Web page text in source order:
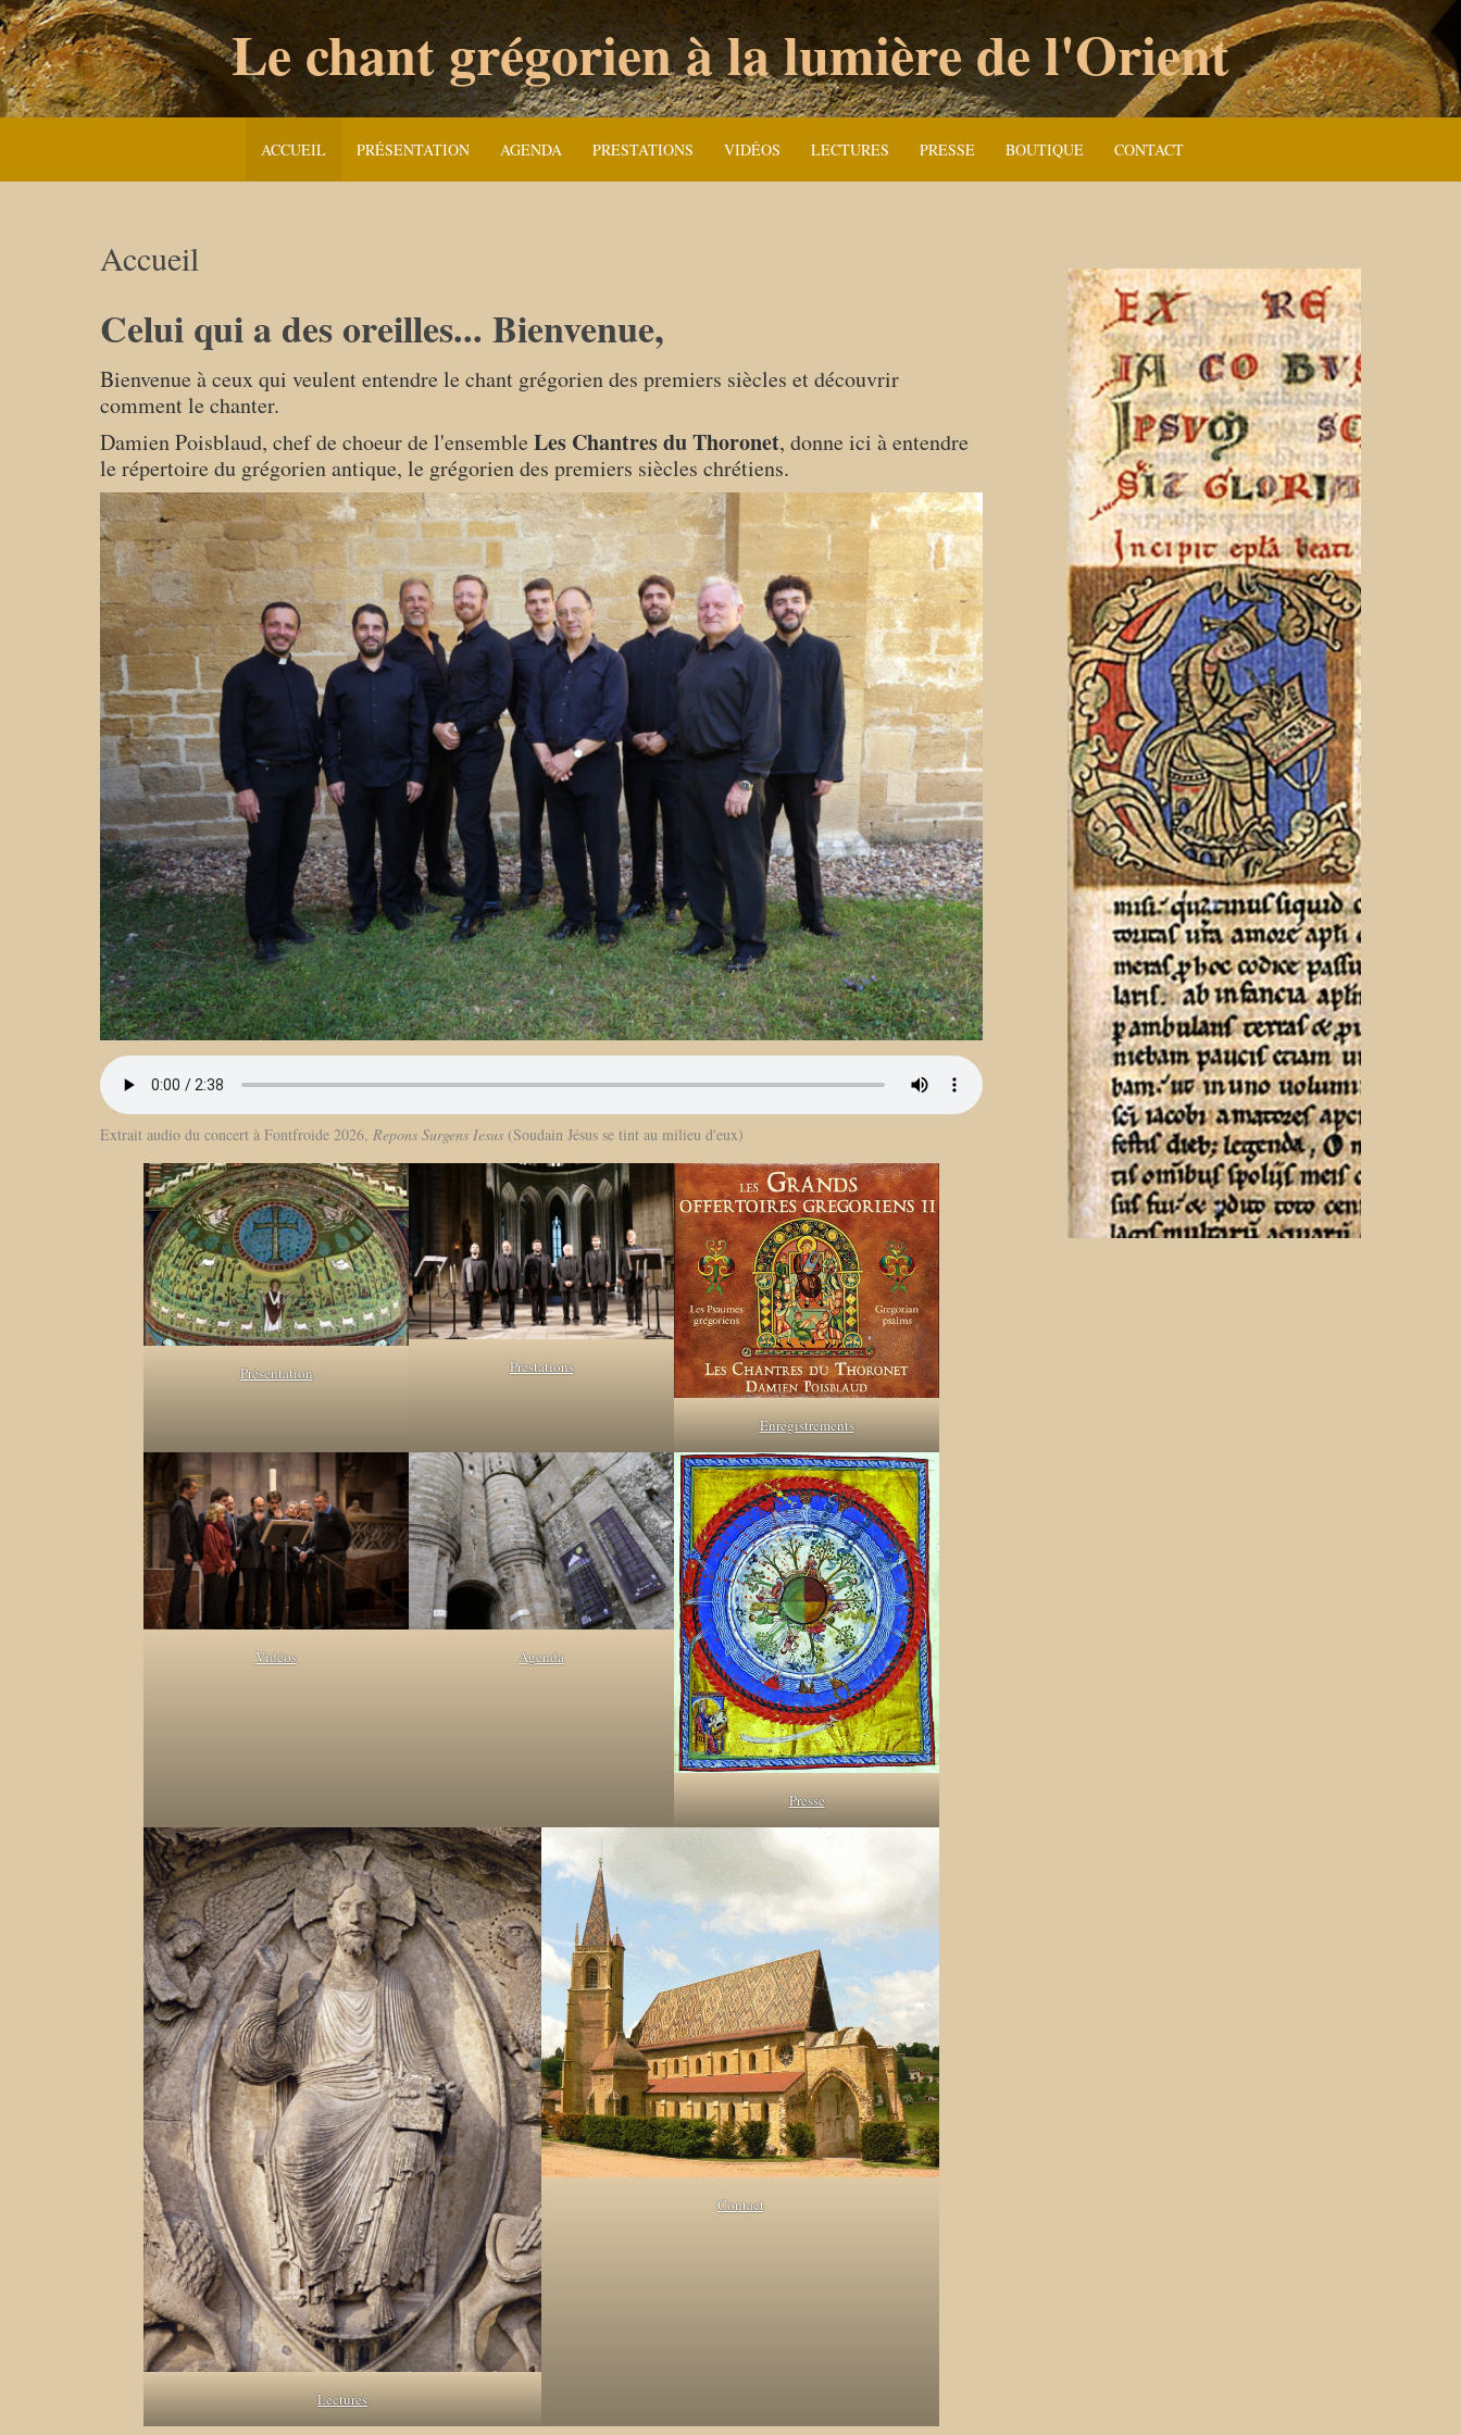
Skip
to
content
Le chant grégorien à la lumière de l'Orient
ACCUEIL PRÉSENTATION AGENDA PRESTATIONS VIDÉOS LECTURES PRESSE BOUTIQUE CONTACT
Accueil
Celui qui a des oreilles... Bienvenue,
Bienvenue à ceux qui veulent entendre le chant grégorien des premiers siècles et découvrir
comment le chanter.
Damien Poisblaud, chef de choeur de l'ensemble Les Chantres du Thoronet, donne ici à entendre
le répertoire du grégorien antique, le grégorien des premiers siècles chrétiens.
Extrait audio du concert à Fontfroide 2026, Repons Surgens Iesus (Soudain Jésus se tint au milieu d'eux)
Présentation Prestations
Enregistrements
Vidéos Agenda
Presse
Lectures
Contact